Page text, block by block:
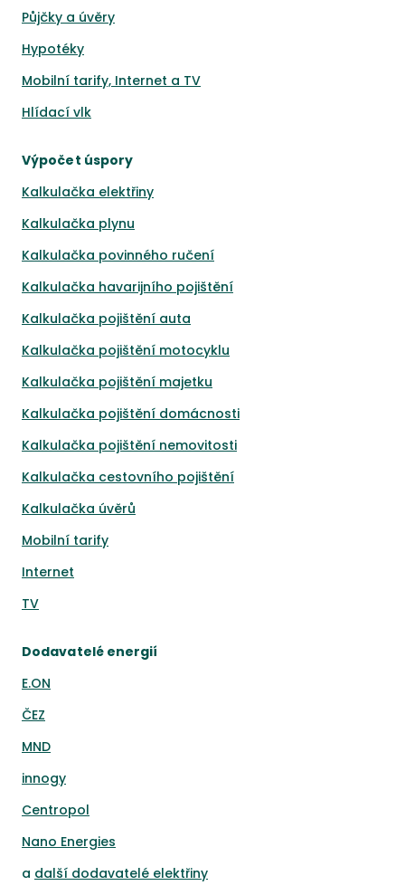
Půjčky a úvěry
Hypotéky
Mobilní tarify, Internet a TV
Hlídací vlk
Výpočet úspory
Kalkulačka elektřiny
Kalkulačka plynu
Kalkulačka povinného ručení
Kalkulačka havarijního pojištění
Kalkulačka pojištění auta
Kalkulačka pojištění motocyklu
Kalkulačka pojištění majetku
Kalkulačka pojištění domácnosti
Kalkulačka pojištění nemovitosti
Kalkulačka cestovního pojištění
Kalkulačka úvěrů
Mobilní tarify
Internet
TV
Dodavatelé energií
E.ON
ČEZ
MND
innogy
Centropol
Nano Energies
a další dodavatelé elektřiny